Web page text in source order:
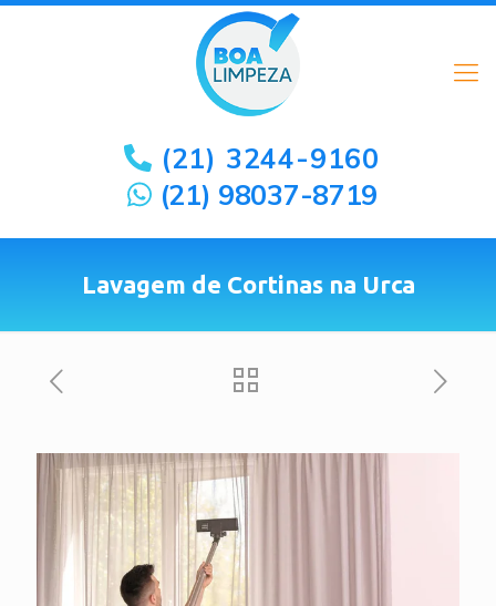
(21) 3244-9160
(21) 98037-8719
Lavagem de Cortinas na Urca